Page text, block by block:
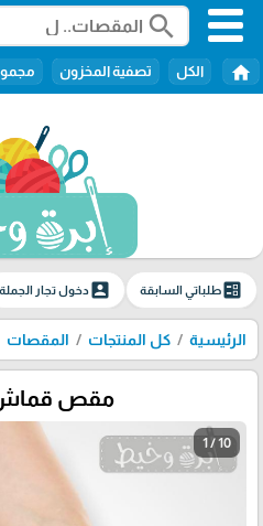
search
home الكل تصفية المخزون
ballotطلباتي السابقة account_boxدخول تجار الجملة
الرئيسية كل المنتجات المقصات
مقص
1 / 10